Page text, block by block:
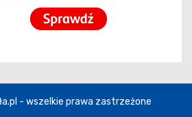
- wszelkie prawa zastrzeżone